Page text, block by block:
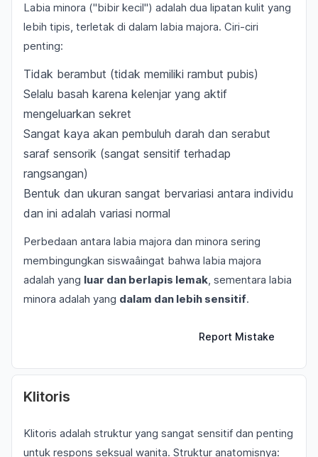
Labia minora ("bibir kecil") adalah dua lipatan kulit yang
lebih tipis, terletak di dalam labia majora. Ciri-ciri
penting:
Tidak berambut (tidak memiliki rambut pubis)
Selalu basah karena kelenjar yang aktif
mengeluarkan sekret
Sangat kaya akan pembuluh darah dan serabut
saraf sensorik (sangat sensitif terhadap
rangsangan)
Bentuk dan ukuran sangat bervariasi antara individu
dan ini adalah variasi normal
Perbedaan antara labia majora dan minora sering
membingungkan siswaâingat bahwa labia majora
adalah yang luar dan berlapis lemak, sementara labia
minora adalah yang dalam dan lebih sensitif.
Report Mistake
Klitoris
Klitoris adalah struktur yang sangat sensitif dan penting
untuk respons seksual wanita. Struktur anatomisnya: